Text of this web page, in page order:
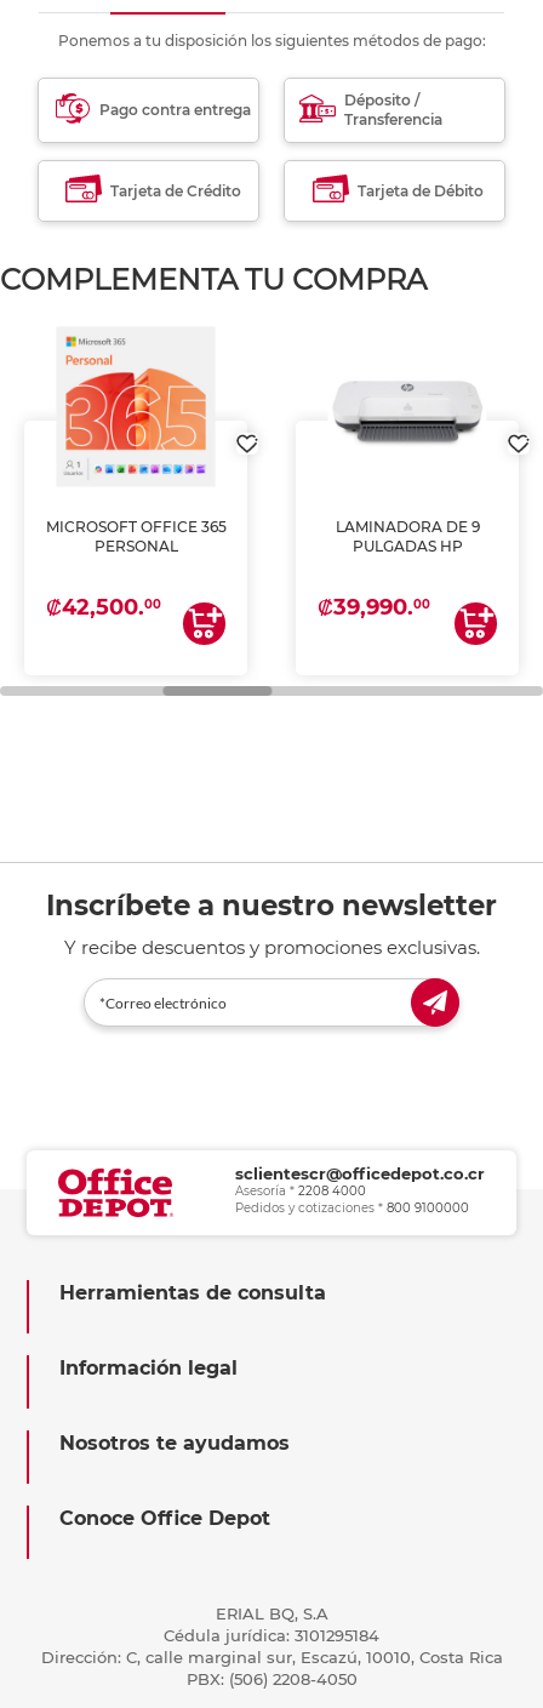
Ponemos a tu disposición los siguientes métodos de pago:
Pago contra entrega
Déposito /
Transferencia
Tarjeta de Crédito Tarjeta de Débito
COMPLEMENTA TU COMPRA
MICROSOFT OFFICE 365
PERSONAL
₡42,500.00
LAMINADORA DE 9
PULGADAS HP
₡39,990.00
Inscríbete a nuestro newsletter
Y recibe descuentos y promociones exclusivas.
sclientescr@officedepot.co.cr
Asesoría *2208 4000
Pedidos y cotizaciones *800 9100000
Herramientas de consulta
Información legal
Nosotros te ayudamos
Conoce Office Depot
ERIAL BQ, S.A
Cédula jurídica: 3101295184
Dirección: C, calle marginal sur, Escazú, 10010, Costa Rica
PBX: (506) 2208-4050